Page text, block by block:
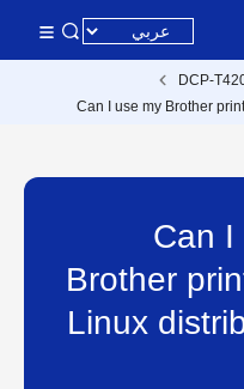
DCP-
Can I use my Brother
Can
Brother
Linux